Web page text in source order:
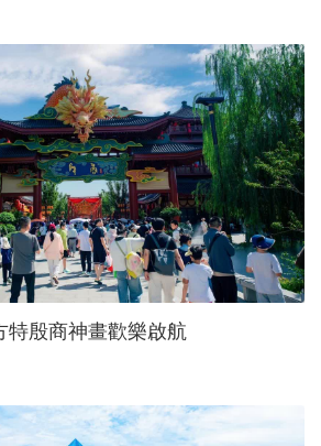
特殷商神畫歡樂啟航